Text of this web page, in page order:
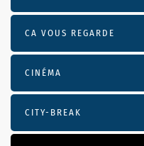
CA VOUS REGARDE
CINÉMA
CITY-BREAK